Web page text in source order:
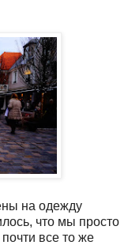
на одежду
что мы просто
все то же